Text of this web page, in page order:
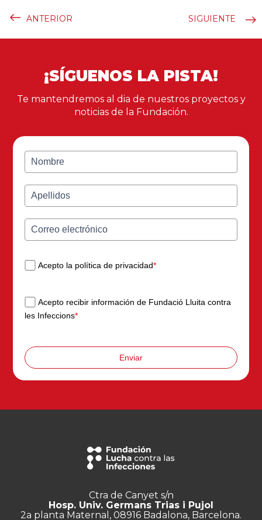
ANTERIOR SIGUIENTE
¡SÍGUENOS LA PISTA!
Te mantendremos al dia de nuestros proyectos y
noticias de la Fundación.
Acepto la política de privacidad*
Acepto recibir información de Fundació Lluita contra
les Infeccions*
Enviar
Ctra de Canyet s/n
Hosp. Univ. Germans Trias i Pujol
2a planta Maternal, 08916 Badalona, Barcelona.